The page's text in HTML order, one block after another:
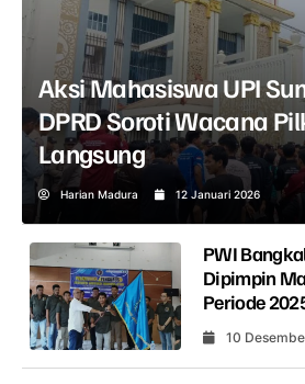
Aksi Mahasiswa UPI
DPRD Soroti Wacana
Langsung
Harian Madura 12 Januari 2026
PWI
Dipimpin
Periode
10